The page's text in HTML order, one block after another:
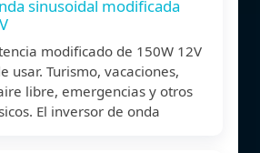
sinusoidal modificada
modificado de 150W 12V
usar. Turismo, vacaciones,
libre, emergencias y otros
El inversor de onda